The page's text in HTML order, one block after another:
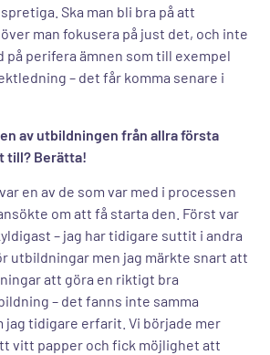
Ska man bli bra på att
man fokusera på just det, och inte
på perifera ämnen som till exempel
– det får komma senare i
av utbildningen från allra första
till? Berätta!
en av de som var med i processen
om att få starta den. Först var
– jag har tidigare suttit i andra
utbildningar men jag märkte snart att
att göra en riktigt bra
– det fanns inte samma
jag tidigare erfarit. Vi började mer
vitt papper och fick möjlighet att